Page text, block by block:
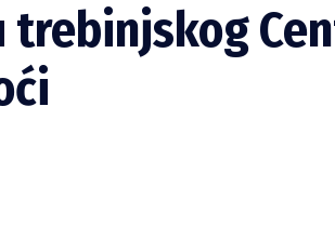
trebinjskog